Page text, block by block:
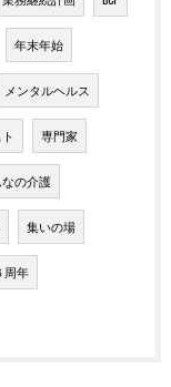
年末年始
メンタルヘルス
専門家
の介護
集いの場
周年